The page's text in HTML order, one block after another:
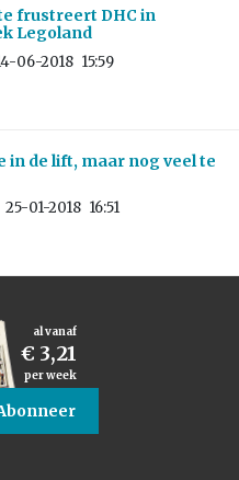
frustreert DHC in
Legoland
06-2018 15:59
in de lift, maar nog veel te
25-01-2018 16:51
al vanaf
€ 3,21
per week